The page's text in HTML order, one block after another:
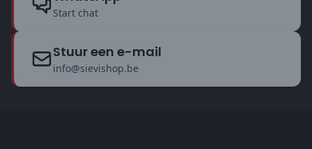
Start chat
Stuur een e-mail
info@sievishop.be